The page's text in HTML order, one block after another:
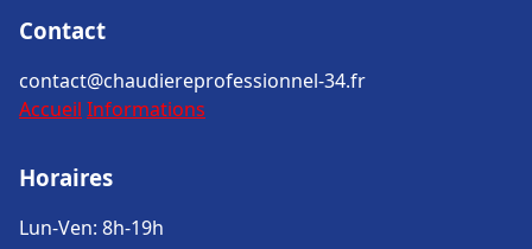
Contact
contact@chaudiereprofessionnel-34.fr
Accueil Informations
Horaires
Lun-Ven: 8h-19h